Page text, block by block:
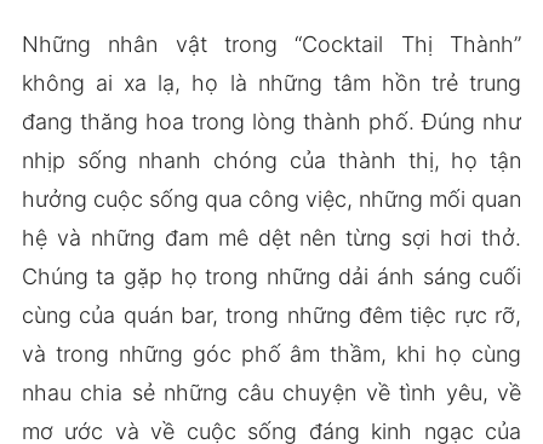
Những nhân vật trong “Cocktail Thị Thành”
không ai xa lạ, họ là những tâm hồn trẻ trung
đang thăng hoa trong lòng thành phố. Đúng như
nhịp sống nhanh chóng của thành thị, họ tận
hưởng cuộc sống qua công việc, những mối quan
hệ và những đam mê dệt nên từng sợi hơi thở.
Chúng ta gặp họ trong những dải ánh sáng cuối
cùng của quán bar, trong những đêm tiệc rực rỡ,
và trong những góc phố âm thầm, khi họ cùng
nhau chia sẻ những câu chuyện về tình yêu, về
mơ ước và về cuộc sống đáng kinh ngạc của